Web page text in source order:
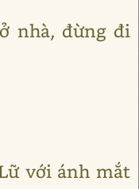
nhà, đừng đi
với ánh mắt